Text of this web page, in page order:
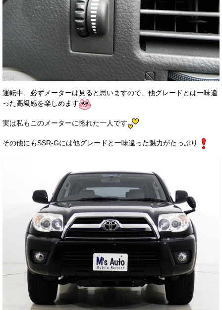
運転中、必ずメーターは見ると思いますので、他グレードとは一味違
った高級感を楽しめます
実は私もこのメーターに惚れた一人です
その他にもSSR-Gには他グレードと一味違った魅力がたっぷり